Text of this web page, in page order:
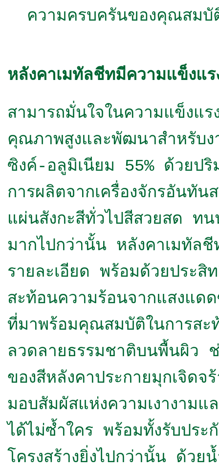
ความครบครันของคุณสมบั
หลังคาเมทัลชีทมีความแข็งแ
สามารถมั่นใจในความแข็งแร
คุณภาพสูงและพัฒนาสำหรับง
ซิงค์-อลูมิเนียม 55% ด้วยป
การผลิตจากเครื่องจักรอันทัน
แผ่นสังกะสีทั่วไปสีสวยสด ท
มากไปกว่านั้น หลังคาเมทัลชี
รายละเอียด พร้อมด้วยประ
สะท้อนความร้อนจากแสงแด
ที่มาพร้อมคุณสมบัติในการสะ
ลวดลายธรรมชาติบนพื้นผิว
ของสีหลังคาประกายมุกเจิด
มอบสัมผัสแห่งความเงางาม
ได้ไม่ซ้ำใคร พร้อมทั้งรับปร
โครงสร้างยิ่งไปกว่านั้น ด้วย